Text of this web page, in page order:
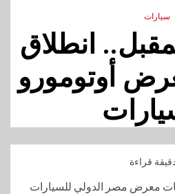
سيارات
انطلاق
أوتومورو
معرض مصر الدولي للسيارات